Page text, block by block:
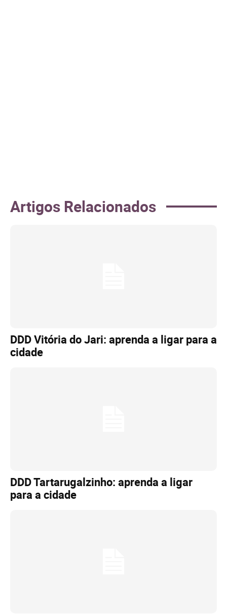
Artigos Relacionados
DDD Vitória do Jari: aprenda a ligar para a
cidade
DDD Tartarugalzinho: aprenda a ligar
para a cidade